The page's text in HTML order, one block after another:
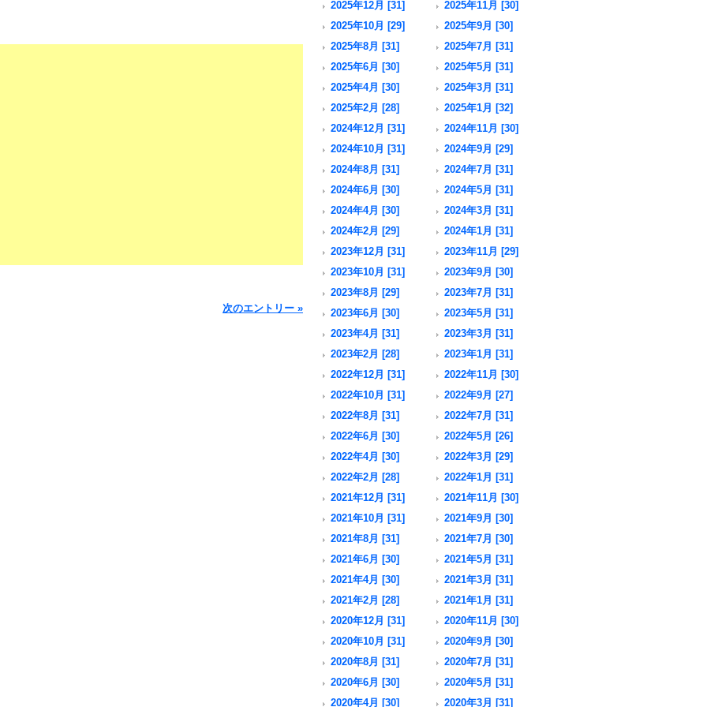
次のエントリー »
2025年12月 [31]
2025年11月 [30]
2025年10月 [29]
2025年9月 [30]
2025年8月 [31]
2025年7月 [31]
2025年6月 [30]
2025年5月 [31]
2025年4月 [30]
2025年3月 [31]
2025年2月 [28]
2025年1月 [32]
2024年12月 [31]
2024年11月 [30]
2024年10月 [31]
2024年9月 [29]
2024年8月 [31]
2024年7月 [31]
2024年6月 [30]
2024年5月 [31]
2024年4月 [30]
2024年3月 [31]
2024年2月 [29]
2024年1月 [31]
2023年12月 [31]
2023年11月 [29]
2023年10月 [31]
2023年9月 [30]
2023年8月 [29]
2023年7月 [31]
2023年6月 [30]
2023年5月 [31]
2023年4月 [31]
2023年3月 [31]
2023年2月 [28]
2023年1月 [31]
2022年12月 [31]
2022年11月 [30]
2022年10月 [31]
2022年9月 [27]
2022年8月 [31]
2022年7月 [31]
2022年6月 [30]
2022年5月 [26]
2022年4月 [30]
2022年3月 [29]
2022年2月 [28]
2022年1月 [31]
2021年12月 [31]
2021年11月 [30]
2021年10月 [31]
2021年9月 [30]
2021年8月 [31]
2021年7月 [30]
2021年6月 [30]
2021年5月 [31]
2021年4月 [30]
2021年3月 [31]
2021年2月 [28]
2021年1月 [31]
2020年12月 [31]
2020年11月 [30]
2020年10月 [31]
2020年9月 [30]
2020年8月 [31]
2020年7月 [31]
2020年6月 [30]
2020年5月 [31]
2020年4月 [30]
2020年3月 [31]